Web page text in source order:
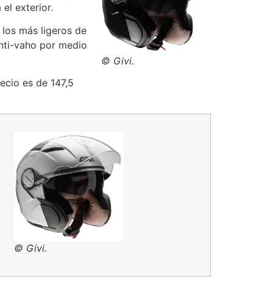
© Givi.
el exterior.
más ligeros de
vaho por medio
es de 147,5
© Givi.